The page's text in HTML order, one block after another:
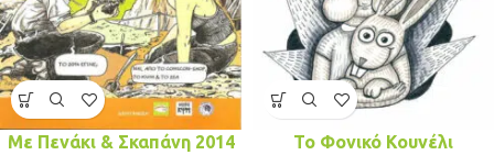
Με Πενάκι & Σκαπάνη 2014 Το Φονικό Κουνέλι